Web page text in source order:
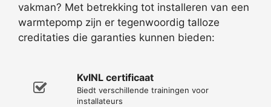
vakman? Met betrekking tot installeren van een
warmtepomp zijn er tegenwoordig talloze
creditaties die garanties kunnen bieden:
KvINL certificaat
Biedt verschillende trainingen voor
installateurs